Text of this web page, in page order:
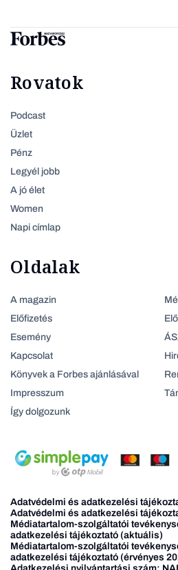
Rovatok
Podcast
Üzlet
Pénz
Legyél jobb
A jó élet
Women
Napi címlap
Oldalak
A magazin
Előfizetés
Esemény
Kapcsolat
Könyvek a Forbes ajánlásával
Impresszum
Így dolgozunk
Adatvédelmi és adatkezelési
Adatvédelmi és adatkezelési
Médiatartalom-szolgáltatói
adatkezelési tájékoztató (aktuális)
Médiatartalom-szolgáltatói
adatkezelési tájékoztató (érvényes